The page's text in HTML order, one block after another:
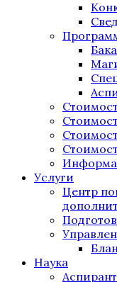
Услуги
Центр
Наука